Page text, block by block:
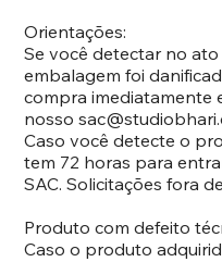
Orientações:
Se você detectar no
embalagem foi
compra imediatamente
nosso
Caso você detecte o
tem 72 horas para
SAC. Solicitações fora
Produto com defeito
Caso o produto